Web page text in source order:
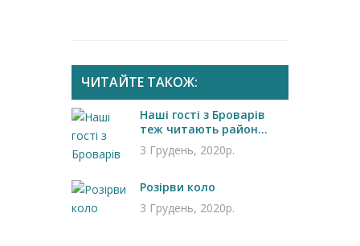
ЧИТАЙТЕ ТАКОЖ:
Наші гості з Броварів
теж читають район...
3 Грудень, 2020р.
Розірви коло
3 Грудень, 2020р.